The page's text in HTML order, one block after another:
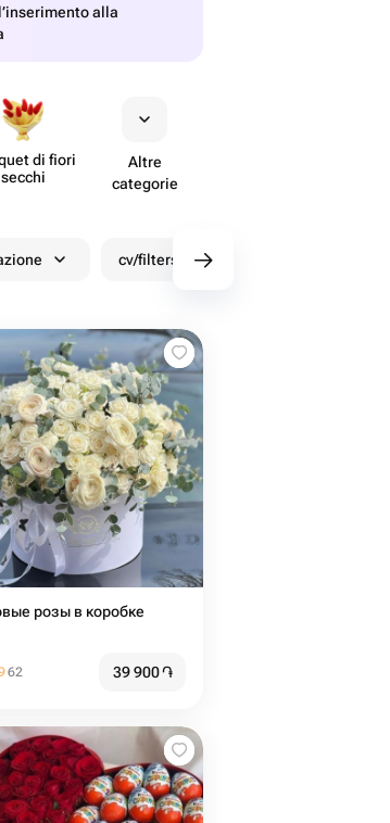
alla
di fiori
secchi
Altre
categorie
cv/filters/name_fast_delivery
розы в коробке
62 39 900֏